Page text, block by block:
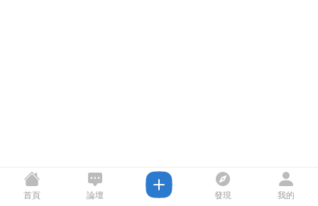
首頁 論壇 發現 我的